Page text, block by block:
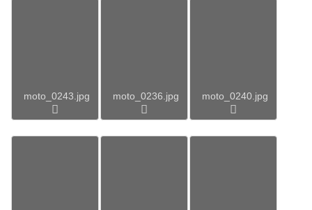
moto_0243.jpg moto_0236.jpg moto_0240.jpg